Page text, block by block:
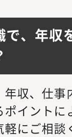
で、年収
年収、仕
ポイント
軽にご相談